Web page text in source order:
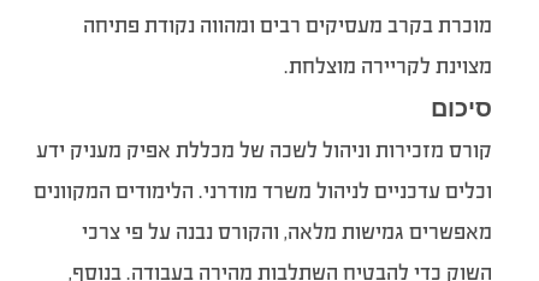
מוכרת בקרב מעסיקים רבים ומהווה נקודת פתיחה
מצוינת לקריירה מוצלחת.
סיכום
קורס מזכירות וניהול לשכה של מכללת אפיק מעניק ידע
וכלים עדכניים לניהול משרד מודרני. הלימודים המקוונים
מאפשרים גמישות מלאה, והקורס נבנה על פי צרכי
השוק כדי להבטיח השתלבות מהירה בעבודה. בנוסף,